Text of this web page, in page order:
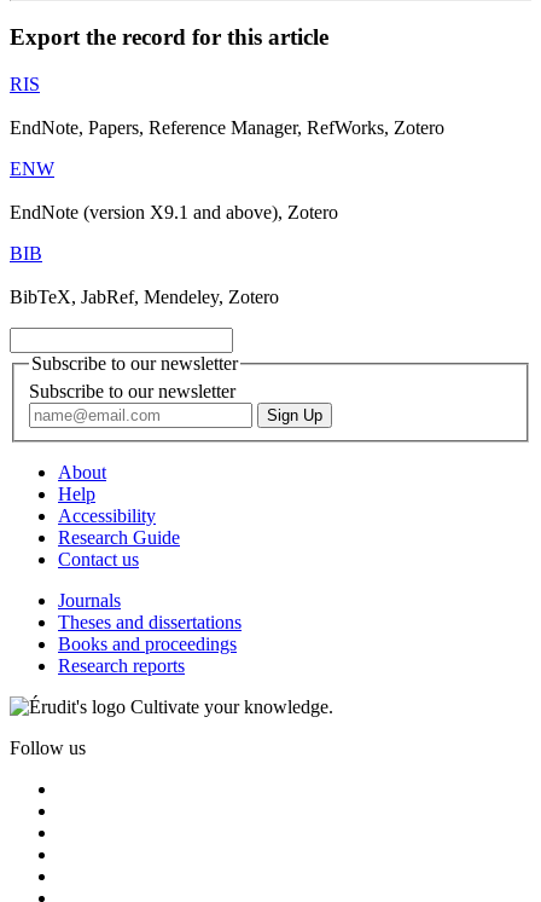
Export the record for this article
RIS
EndNote, Papers, Reference Manager, RefWorks, Zotero
ENW
EndNote (version X9.1 and above), Zotero
BIB
BibTeX, JabRef, Mendeley, Zotero
Subscribe to our newsletter
Subscribe to our newsletter
About
Help
Accessibility
Research Guide
Contact us
Journals
Theses and dissertations
Books and proceedings
Research reports
Cultivate your knowledge.
Follow us